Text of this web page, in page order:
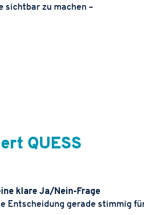
sichtbar zu machen –
QUESS
klare Ja/Nein-Frage
Entscheidung gerade stimmig